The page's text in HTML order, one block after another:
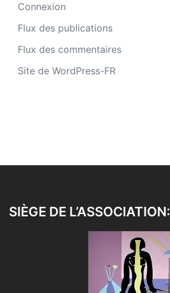
Connexion
Flux des publications
Flux des commentaires
Site de WordPress-FR
SIÈGE DE L’ASSOCIATION: